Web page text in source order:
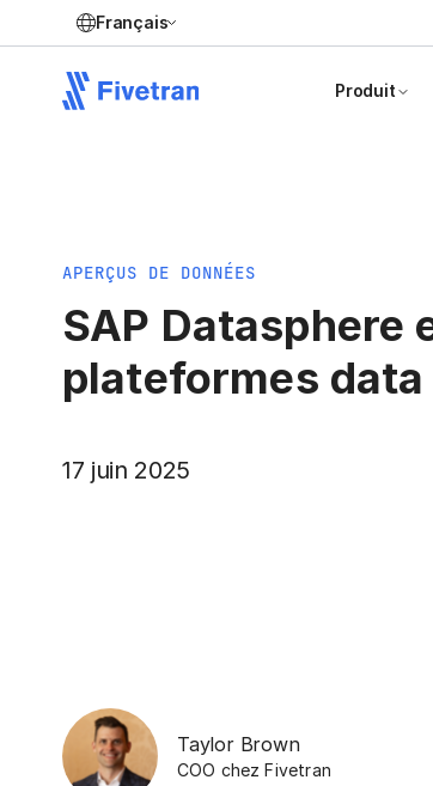
Français
Produit
APERÇUS DE DONNÉES
SAP Datasphere
plateformes
17 juin 2025
Taylor Brown
COO chez Fivetran